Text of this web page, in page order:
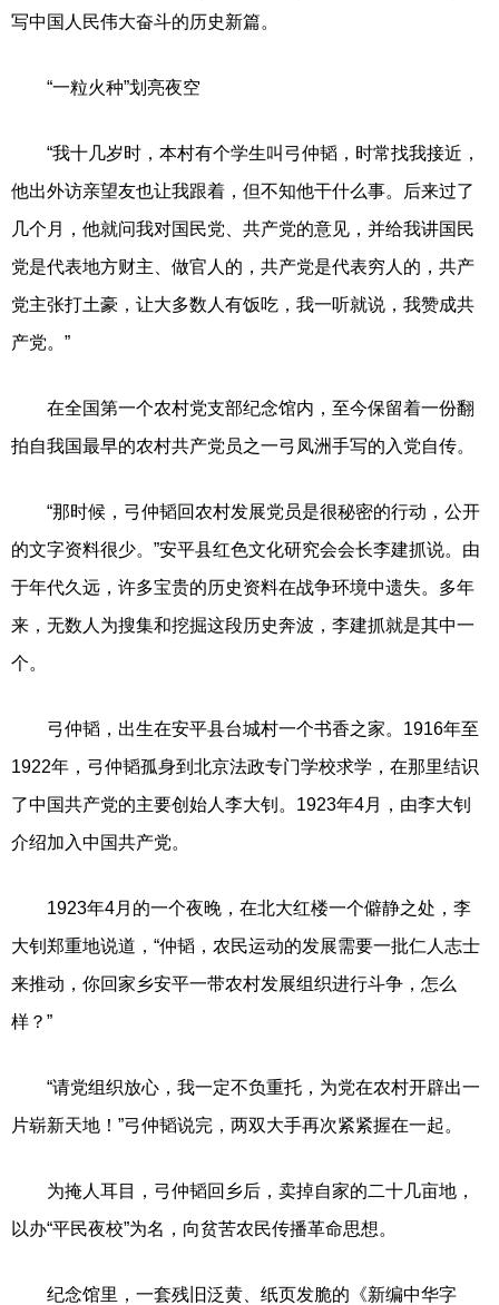
写中国人民伟大奋斗的历史新篇。
“一粒火种”划亮夜空
“我十几岁时，本村有个学生叫弓仲韬，时常找我接近，
他出外访亲望友也让我跟着，但不知他干什么事。后来过了
几个月，他就问我对国民党、共产党的意见，并给我讲国民
党是代表地方财主、做官人的，共产党是代表穷人的，共产
党主张打土豪，让大多数人有饭吃，我一听就说，我赞成共
产党。”
在全国第一个农村党支部纪念馆内，至今保留着一份翻
拍自我国最早的农村共产党员之一弓凤洲手写的入党自传。
“那时候，弓仲韬回农村发展党员是很秘密的行动，公开
的文字资料很少。”安平县红色文化研究会会长李建抓说。由
于年代久远，许多宝贵的历史资料在战争环境中遗失。多年
来，无数人为搜集和挖掘这段历史奔波，李建抓就是其中一
个。
弓仲韬，出生在安平县台城村一个书香之家。1916年至
1922年，弓仲韬孤身到北京法政专门学校求学，在那里结识
了中国共产党的主要创始人李大钊。1923年4月，由李大钊
介绍加入中国共产党。
1923年4月的一个夜晚，在北大红楼一个僻静之处，李
大钊郑重地说道，“仲韬，农民运动的发展需要一批仁人志士
来推动，你回家乡安平一带农村发展组织进行斗争，怎么
样？”
“请党组织放心，我一定不负重托，为党在农村开辟出一
片崭新天地！”弓仲韬说完，两双大手再次紧紧握在一起。
为掩人耳目，弓仲韬回乡后，卖掉自家的二十几亩地，
以办“平民夜校”为名，向贫苦农民传播革命思想。
纪念馆里，一套残旧泛黄、纸页发脆的《新编中华字